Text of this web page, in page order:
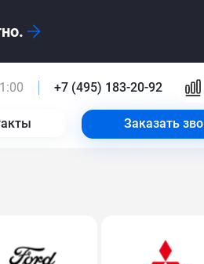
+7 (495) 183-20-92
Заказать